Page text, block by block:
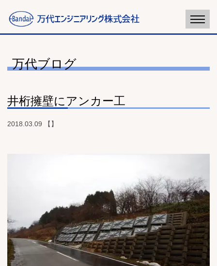
万代ブログ
井桁擁壁にアンカー工
2018.03.09 【】